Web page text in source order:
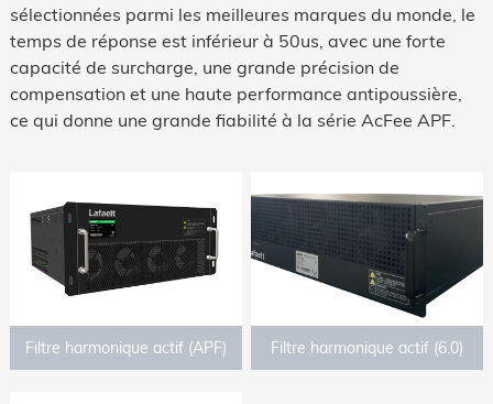
sélectionnées parmi les meilleures marques du monde, le
temps de réponse est inférieur à 50us, avec une forte
capacité de surcharge, une grande précision de
compensation et une haute performance antipoussière,
ce qui donne une grande fiabilité à la série AcFee APF.
Filtre harmonique actif (APF) Filtre harmonique actif (6.0)